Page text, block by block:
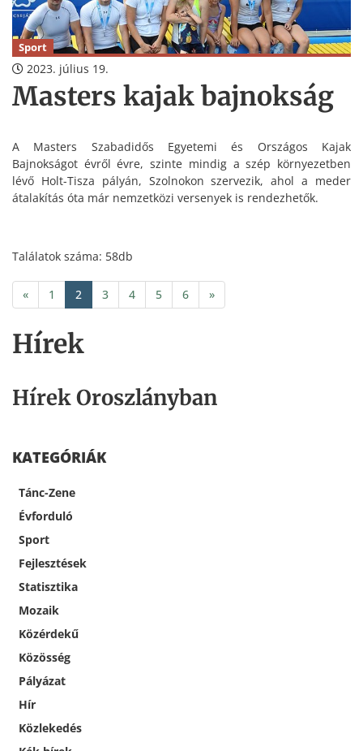
Hírek
Hírek Oroszlányban
KATEGÓRIÁK
Tánc-Zene
Évforduló
Sport
Fejlesztések
Statisztika
Mozaik
Közérdekű
Közösség
Pályázat
Hír
Közlekedés
Sport
2023. július 19.
Masters kajak bajnokság
A Masters Szabadidős Egyetemi és Országos Kajak
Bajnokságot évről évre, szinte mindig a szép környezetben
lévő Holt-Tisza pályán, Szolnokon szervezik, ahol a meder
átalakítás óta már nemzetközi versenyek is rendezhetők.
Találatok száma: 58db
« 1 2 3 4 5 6 »